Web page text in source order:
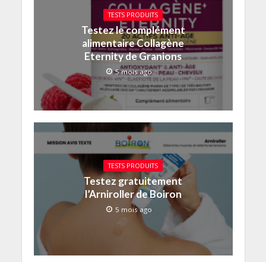
TESTS PRODUITS
Testez le complément
alimentaire Collagène
Eternity de Granions
5 mois ago
TESTS PRODUITS
Testez gratuitement
l’Arniroller de Boiron
5 mois ago